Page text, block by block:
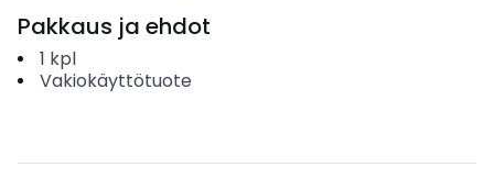
Pakkaus ja ehdot
1 kpl
Vakiokäyttötuote